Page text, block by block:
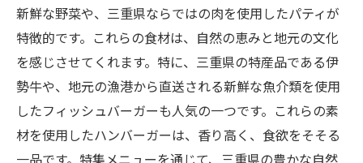
新鮮な野菜や、三重県ならではの肉を使用したパティが
特徴的です。これらの食材は、自然の恵みと地元の文化
を感じさせてくれます。特に、三重県の特産品である伊
勢牛や、地元の漁港から直送される新鮮な魚介類を使用
したフィッシュバーガーも人気の一つです。これらの素
材を使用したハンバーガーは、香り高く、食欲をそそる